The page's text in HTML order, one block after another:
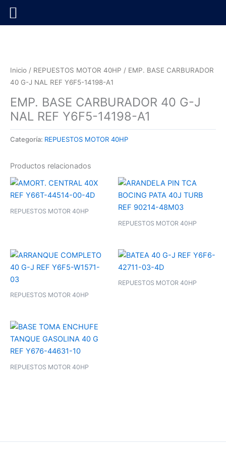
Inicio / REPUESTOS MOTOR 40HP / EMP. BASE CARBURADOR
40 G-J NAL REF Y6F5-14198-A1
EMP. BASE CARBURADOR 40 G-J
NAL REF Y6F5-14198-A1
Categoría: REPUESTOS MOTOR 40HP
Productos relacionados
REPUESTOS MOTOR 40HP
REPUESTOS MOTOR 40HP
REPUESTOS MOTOR 40HP
REPUESTOS MOTOR 40HP
REPUESTOS MOTOR 40HP